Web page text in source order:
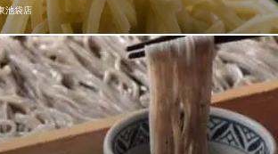
池袋店
り（細切り）の二八そば。そば粉は年間を通
いる北海道産の農薬不使用のものを使用して
ちしないため、石臼で挽かれたそば粉を使
ちます。生そばならではの、そば粉の甘みと
い。